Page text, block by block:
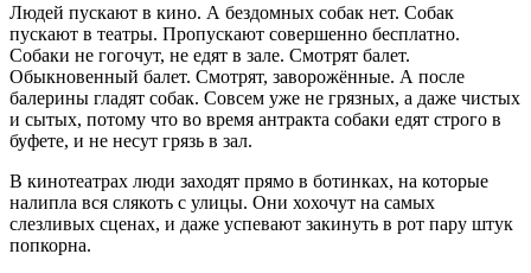
Людей пускают в кино. А бездомных собак нет. Собак
пускают в театры. Пропускают совершенно бесплатно.
Собаки не гогочут, не едят в зале. Смотрят балет.
Обыкновенный балет. Смотрят, заворожённые. А после
балерины гладят собак. Совсем уже не грязных, а даже чистых
и сытых, потому что во время антракта собаки едят строго в
буфете, и не несут грязь в зал.
В кинотеатрах люди заходят прямо в ботинках, на которые
налипла вся слякоть с улицы. Они хохочут на самых
слезливых сценах, и даже успевают закинуть в рот пару штук
попкорна.